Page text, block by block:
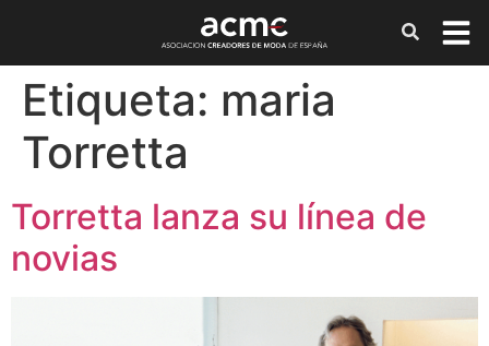
Etiqueta: maria
Torretta
Torretta lanza su línea de
novias